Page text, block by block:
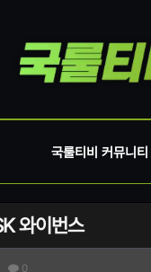
국룰티비 커뮤니티
와이번스
0